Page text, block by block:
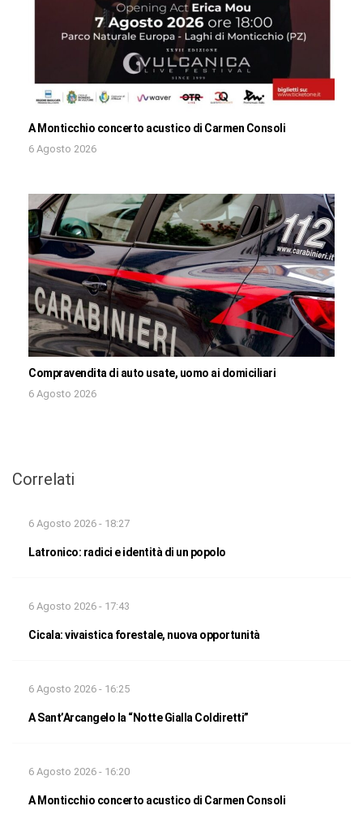
A Monticchio concerto acustico di Carmen Consoli
6 Agosto 2026
Compravendita di auto usate, uomo ai domiciliari
6 Agosto 2026
Correlati
6 Agosto 2026 - 18:27
Latronico: radici e identità di un popolo
6 Agosto 2026 - 17:43
Cicala: vivaistica forestale, nuova opportunità
6 Agosto 2026 - 16:25
A Sant’Arcangelo la “Notte Gialla Coldiretti”
6 Agosto 2026 - 16:20
A Monticchio concerto acustico di Carmen Consoli